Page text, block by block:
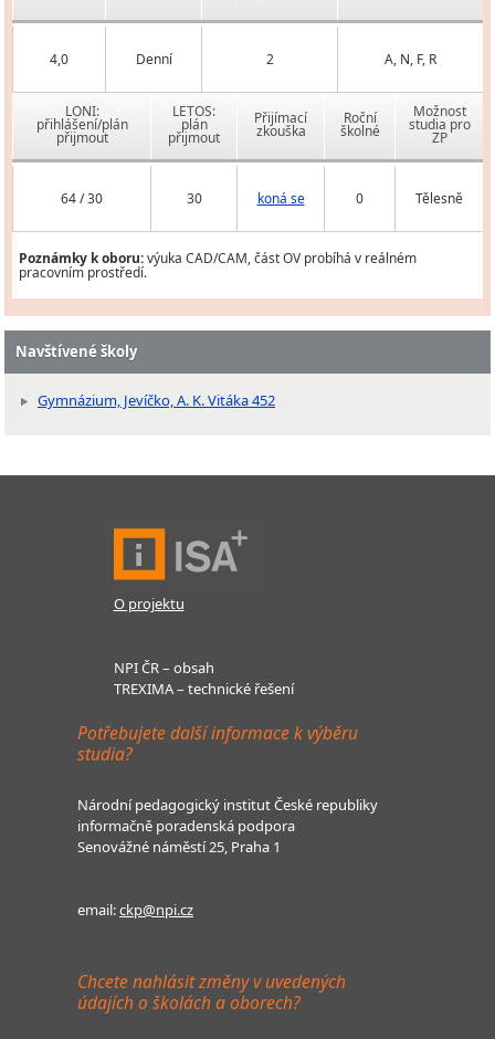
4,0 Denní 2 A, N, F, R
LONI:
přihlášení/plán
přijmout
LETOS:
plán
přijmout
Přijímací
zkouška
Roční
školné
Možnost
studia pro
ZP
64 / 30 30 koná se 0 Tělesně
Poznámky k oboru:výuka CAD/CAM, část OV probíhá v reálném
pracovním prostředí.
Navštívené školy
Gymnázium, Jevíčko, A. K. Vitáka 452
O projektu
NPI ČR – obsah
TREXIMA – technické řešení
Potřebujete další informace k výběru
studia?
Národní pedagogický institut České republiky
informačně poradenská podpora
Senovážné náměstí 25, Praha 1
email:ckp@npi.cz
Chcete nahlásit změny v uvedených
údajích o školách a oborech?